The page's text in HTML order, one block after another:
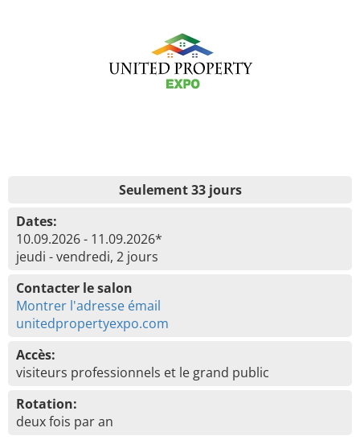
Seulement 33 jours
Dates:
10.09.2026 - 11.09.2026*
jeudi - vendredi, 2 jours
Contacter le salon
Montrer l'adresse émail
unitedpropertyexpo.com
Accès:
visiteurs professionnels et le grand public
Rotation:
deux fois par an